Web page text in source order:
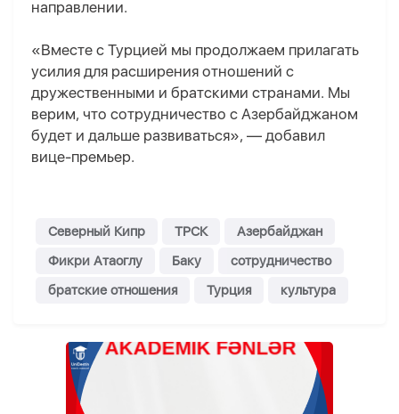
направлении.
«Вместе с Турцией мы продолжаем прилагать
усилия для расширения отношений с
дружественными и братскими странами. Мы
верим, что сотрудничество с Азербайджаном
будет и дальше развиваться», — добавил
вице-премьер.
Северный Кипр ТРСК
Азербайджан
Фикри Атаоглу
Баку
сотрудничество
братские отношения
Турция культура